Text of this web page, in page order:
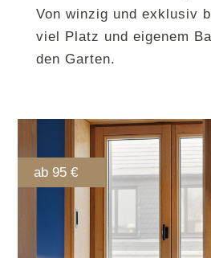
Von winzig und exklusiv
viel Platz und eigenem
den Garten.
ab 95 €